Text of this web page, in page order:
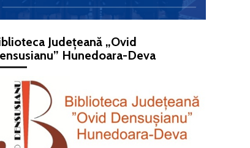
Județeană „Ovid
Hunedoara-Deva